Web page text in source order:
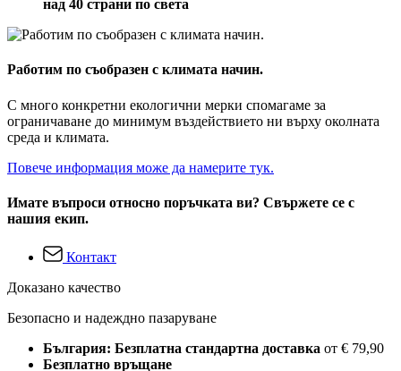
над 40 страни по света
Работим по съобразен с климата начин.
С много конкретни екологични мерки спомагаме за
ограничаване до минимум въздействието ни върху околната
среда и климата.
Повече информация може да намерите тук.
Имате въпроси относно поръчката ви? Свържете се с
нашия екип.
Контакт
Доказано качество
Безопасно и надеждно пазаруване
България: Безплатна стандартна доставка от € 79,90
Безплатно връщане